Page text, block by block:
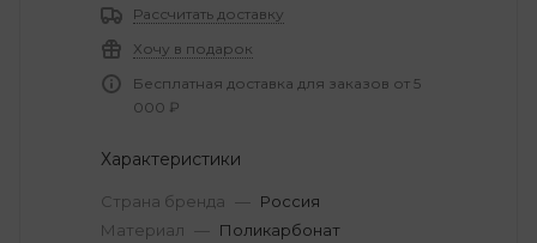
Рассчитать доставку
Хочу в подарок
Бесплатная доставка для заказов от 5
000 ₽
Характеристики
Страна бренда — Россия
Материал — Поликарбонат